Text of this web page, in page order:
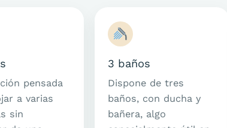
pensada
a varias
sin
3 baños
Dispone de tres
baños, con ducha y
bañera, algo